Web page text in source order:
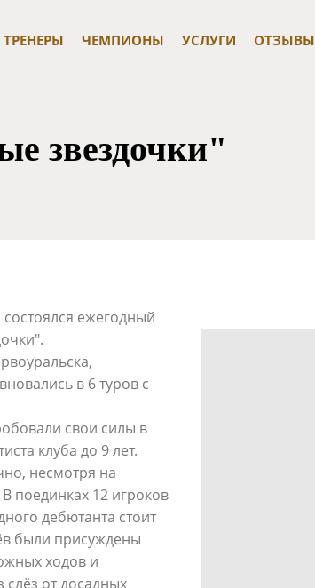
ТРЕНЕРЫ ЧЕМПИОНЫ УСЛУГИ ОТЗЫВЫ
звездочки"
состоялся ежегодный
в 6 туров с
свои силы в
клуба до 9 лет.
несмотря на
поединках 12 игроков
дебютанта стоит
были присуждены
ходов и
от досадных